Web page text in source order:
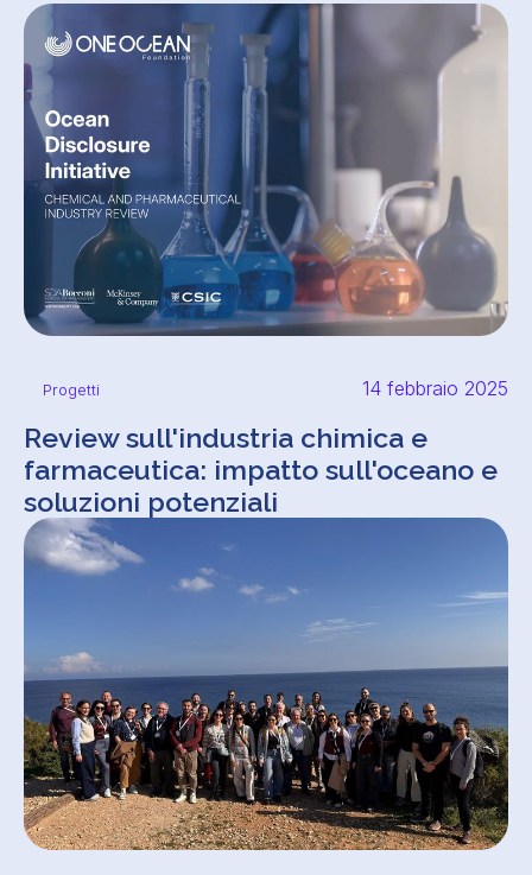
Progetti 14 febbraio 2025
Review sull'industria chimica e
farmaceutica: impatto sull'oceano e
soluzioni potenziali